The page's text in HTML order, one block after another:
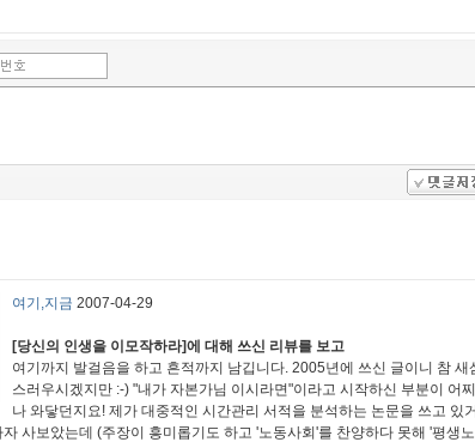
여기,지금 2007-04-29
[당신의 인생을 이모작하라]에 대해 쓰신 리뷰를 보고
여기까지 발걸음을 하고 흔적까지 남깁니다. 2005년에 쓰신 글이니 참 새
스러우시겠지만 :-) "내가 자본가님 이시라면"이라고 시작하신 부분이 어찌
나 와닿던지요! 제가 대중적인 시간관리 서적을 분석하는 논문을 쓰고 있거
사보았는데 (주장이 흥미롭기도 하고 '노동사회'를 찬양하다 못해 '평생노